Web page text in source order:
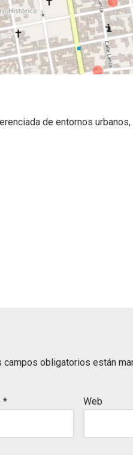
de entornos
campos obligatorios están
* Web